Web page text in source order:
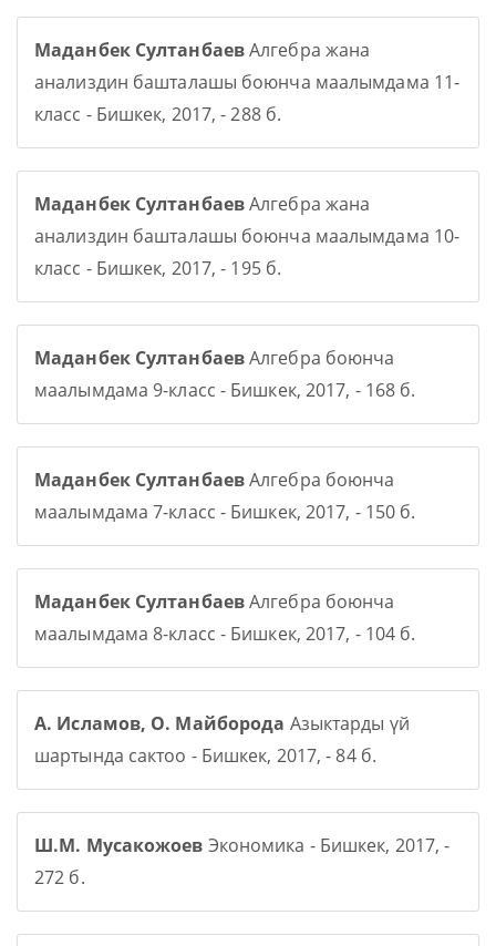
Маданбек СултанбаевАлгебра жана
анализдин башталашы боюнча маалымдама 11-
класс - Бишкек, 2017, - 288 б.
Маданбек СултанбаевАлгебра жана
анализдин башталашы боюнча маалымдама 10-
класс - Бишкек, 2017, - 195 б.
Маданбек СултанбаевАлгебра боюнча
маалымдама 9-класс - Бишкек, 2017, - 168 б.
Маданбек СултанбаевАлгебра боюнча
маалымдама 7-класс - Бишкек, 2017, - 150 б.
Маданбек СултанбаевАлгебра боюнча
маалымдама 8-класс - Бишкек, 2017, - 104 б.
А. Исламов, О. Майборода Азыктарды үй
шартында сактоо - Бишкек, 2017, - 84 б.
Ш.М. Мусакожоев Экономика - Бишкек, 2017, -
272 б.